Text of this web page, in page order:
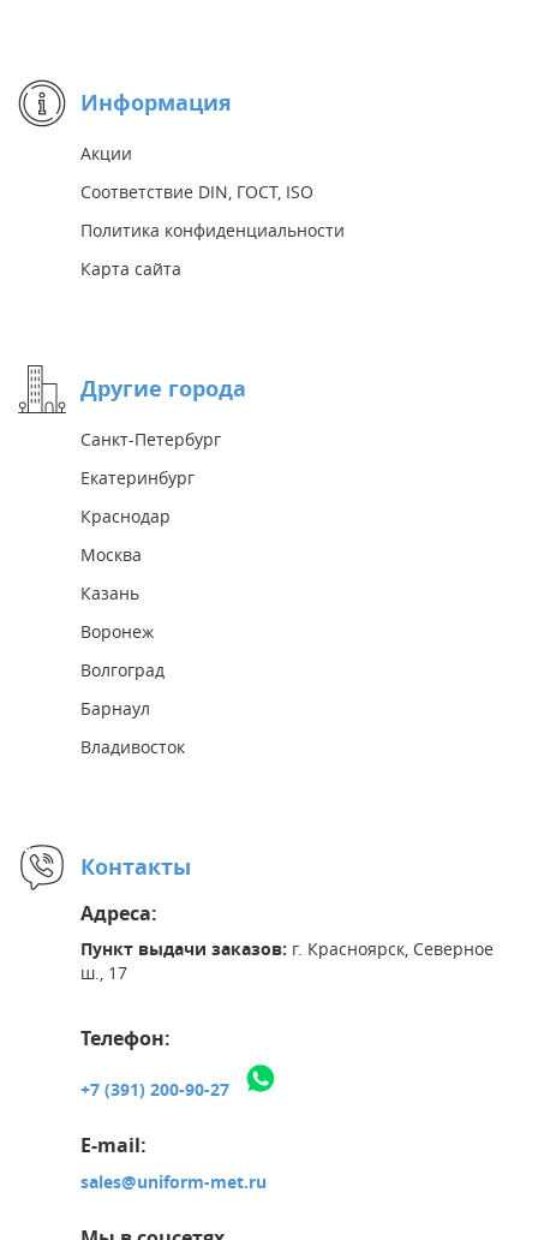
Информация
Акции
Соответствие DIN, ГОСТ, ISO
Политика конфиденциальности
Карта сайта
Другие города
Санкт-Петербург
Екатеринбург
Краснодар
Москва
Казань
Воронеж
Волгоград
Барнаул
Владивосток
Контакты
Адреса:
Пункт выдачи заказов: г. Красноярск, Северное
ш., 17
Телефон:
+7 (391) 200-90-27
E-mail:
sales@uniform-met.ru